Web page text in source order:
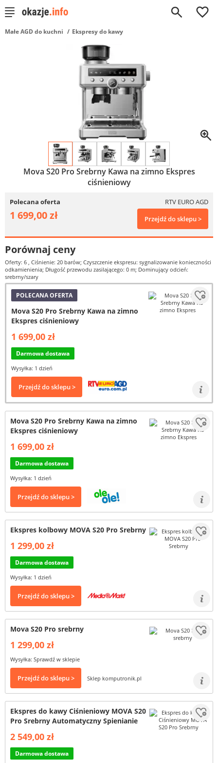
0
Małe AGD do kuchni Ekspresy do kawy
Mova S20 Pro Srebrny Kawa na zimno Ekspres
ciśnieniowy
Polecana oferta RTV EURO AGD
1 699,00 zł Przejdź do sklepu >
Porównaj ceny
Oferty: 6 , Ciśnienie: 20 barów; Czyszczenie ekspresu: sygnalizowanie konieczności
odkamienienia; Długość przewodu zasilającego: 0 m; Dominujący odcień:
srebrny/szary
POLECANA OFERTA
Mova S20 Pro Srebrny Kawa na zimno
Ekspres ciśnieniowy
1 699,00 zł
Darmowa dostawa
Wysyłka: 1 dzień
Przejdź do sklepu >
Mova S20 Pro Srebrny Kawa na zimno
Ekspres ciśnieniowy
1 699,00 zł
Darmowa dostawa
Wysyłka: 1 dzień
Przejdź do sklepu >
Ekspres kolbowy MOVA S20 Pro Srebrny
1 299,00 zł
Darmowa dostawa
Wysyłka: 1 dzień
Przejdź do sklepu >
Mova S20 Pro srebrny
1 299,00 zł
Wysyłka: Sprawdź w sklepie
Przejdź do sklepu > Sklep komputronik.pl
Ekspres do kawy Ciśnieniowy MOVA S20
Pro Srebrny Automatyczny Spienianie
2 549,00 zł
Darmowa dostawa